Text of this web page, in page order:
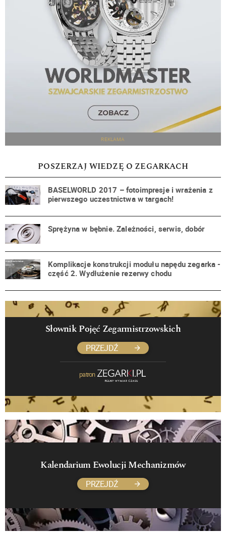
REKLAMA
POSZERZAJ WIEDZĘ O ZEGARKACH
BASELWORLD 2017 – fotoimpresje i wrażenia z
pierwszego uczestnictwa w targach!
Sprężyna w bębnie. Zależności, serwis, dobór
Komplikacje konstrukcji modułu napędu zegarka -
część 2. Wydłużenie rezerwy chodu
Słownik Pojęć Zegarmistrzowskich
PRZEJDŹ
patron
Kalendarium Ewolucji Mechanizmów
PRZEJDŹ